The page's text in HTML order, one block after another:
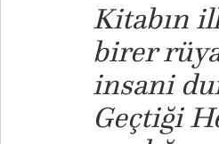
Kitabın
birer
insani
Geçtiği